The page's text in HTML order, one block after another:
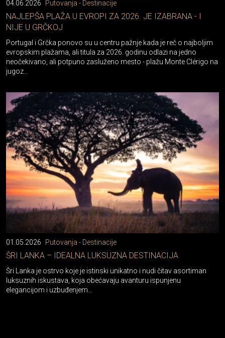
04.06.2026 Putovanja - Destinacije
NAJLEPŠA PLAŽA U EVROPI ZA 2026. JE IZABRANA - I
NIJE U GRČKOJ
Portugal i Grčka ponovo su u centru pažnje kada je reč o najboljim
evropskim plažama, ali titula za 2026. godinu odlazi na jedno
neočekivano, ali potpuno zasluženo mesto - plažu Monte Clérigo na
jugoz...
01.05.2026 Putovanja - Destinacije
ŠRI LANKA – IDEALNA LUKSUZNA DESTINACIJA
Šri Lanka je ostrvo koje je istinski unikatno i nudi čitav asortiman
luksuznih iskustava, koja obećavaju avanturu ispunjenu
elegancijom i uzbuđenjem…